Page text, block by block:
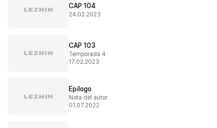
CAP 104
24.02.2023
CAP 103
Temporada 4
17.02.2023
Epílogo
Nota del autor
01.07.2022